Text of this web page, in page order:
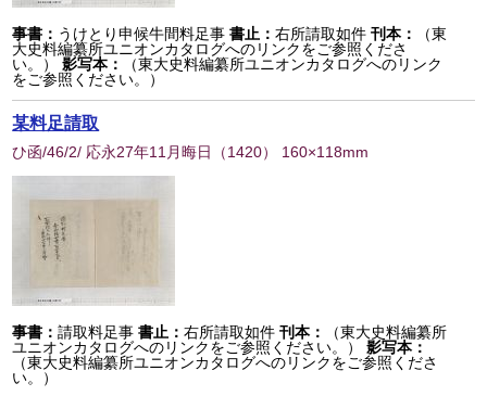
事書： うけとり申候牛間料足事書止：右所請取如件 刊本：
（東
大史料編纂所ユニオンカタログへのリンクをご参照くださ
い。）
影写本：
（東大史料編纂所ユニオンカタログへのリンク
をご参照ください。）
某料足請取
ひ函/46/2/ 応永27年11月晦日 （1420） 160×118mm
事書：請取料足事書止：右所請取如件 刊本：
（東大史料編纂所
ユニオンカタログへのリンクをご参照ください。）
影写本：
（東大史料編纂所ユニオンカタログへのリンクをご参照くださ
い。）